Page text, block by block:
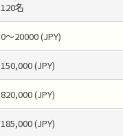
120名
0～20000 (JPY)
150,000 (JPY)
820,000 (JPY)
185,000 (JPY)